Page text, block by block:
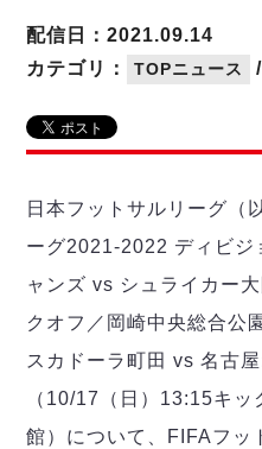
メットライフ生命Ｆ
試合日程
戦績表
警告・退場・出場停止選手
個人ランキング｜シュート
個人ランキング｜シュート
個人ランキング｜第2PK
メットライフ生命Ｆ
ペスカドーラ町田
湘南ベルマーレ
名古屋オーシャンズ
シュライカー大阪
バサジィ大分
メットライフ生命Ｆ
ヴォスクオーレ仙台
リガーレヴィア葛飾
Y．S．C．C．横浜
リーグ概要
日本フットサルリーグにつ
リーグ要項
クラブライセンス関連
過去の記録 ARCHIVE
過去の試合記録
ディビジョン1 試合記録
ディビジョン2 試合記録
Ｆリーグカップ 試合記録
リーグ統計データ
記念ゴール
ハットトリック
ABeam AWARD
DIVISION 01
カテゴリ： TOPニュース /
配信日：2021.09.14
日本フットサルリーグ（
ーグ2021-2022 ディビジ
ャンズ vs シュライカー
クオフ／岡崎中央総合公
スカドーラ町田 vs 名古
（10/17（日）13:15キ
館）について、FIFAフッ